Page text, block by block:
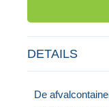
DETAILS
De